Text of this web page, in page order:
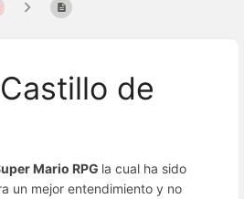
de
Mario RPG la cual ha sido
un mejor entendimiento y no